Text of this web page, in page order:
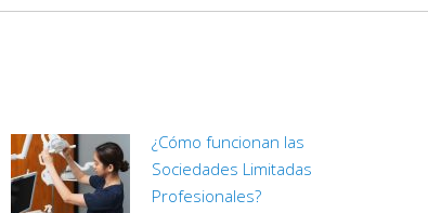
¿Cómo funcionan las
Sociedades Limitadas
Profesionales?